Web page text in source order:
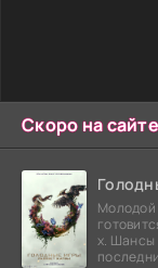
Скоро на сайте
Молодой
х. Шансы